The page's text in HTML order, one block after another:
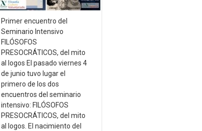
Primer encuentro del
Seminario Intensivo
FILÓSOFOS
PRESOCRÁTICOS, del mito
al logos El pasado viernes 4
de junio tuvo lugar el
primero de los dos
encuentros del seminario
intensivo: FILÓSOFOS
PRESOCRÁTICOS, del mito
al logos. El nacimiento del